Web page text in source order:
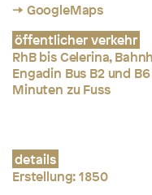
→ GoogleMaps
öffentlicher verkehr
RhB bis Celerina,
Engadin Bus B2 und
Minuten zu Fuss
details
Erstellung:1850